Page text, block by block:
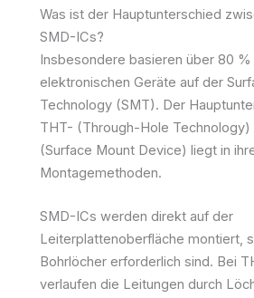
Was ist der Hauptunterschied
SMD-ICs?
Insbesondere basieren über 80
elektronischen Geräte auf der
Technology (SMT). Der
THT- (Through-Hole Technology)
(Surface Mount Device) liegt in
Montagemethoden.
SMD-ICs werden direkt auf der
Leiterplattenoberfläche montiert,
Bohrlöcher erforderlich sind. Bei
verlaufen die Leitungen durch